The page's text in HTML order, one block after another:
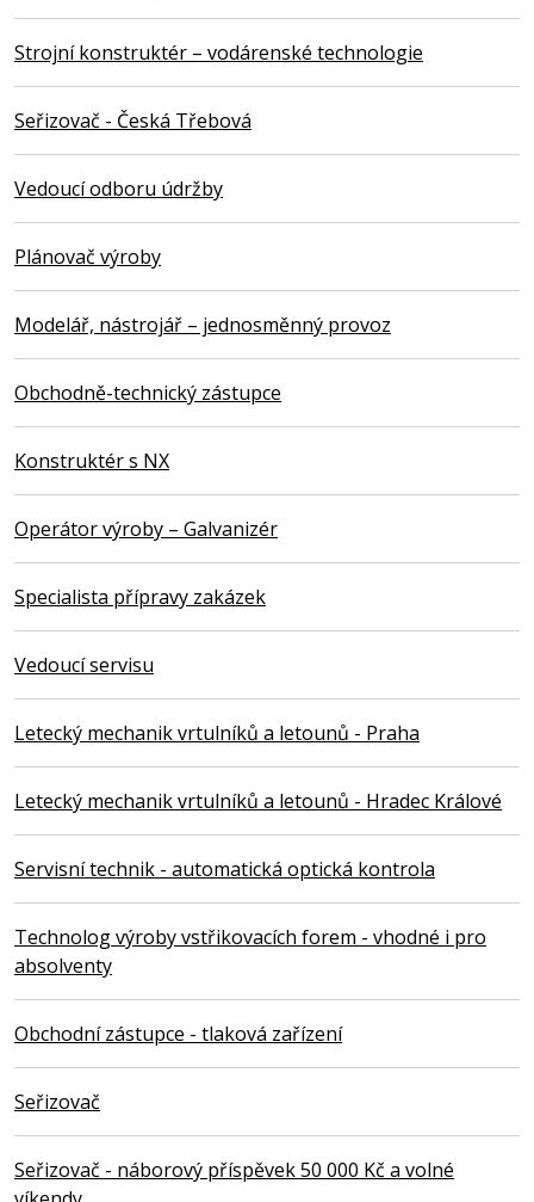
Strojní konstruktér – vodárenské technologie
Seřizovač - Česká Třebová
Vedoucí odboru údržby
Plánovač výroby
Modelář, nástrojář – jednosměnný provoz
Obchodně-technický zástupce
Konstruktér s NX
Operátor výroby – Galvanizér
Specialista přípravy zakázek
Vedoucí servisu
Letecký mechanik vrtulníků a letounů - Praha
Letecký mechanik vrtulníků a letounů - Hradec Králové
Servisní technik - automatická optická kontrola
Technolog výroby vstřikovacích forem - vhodné i pro
absolventy
Obchodní zástupce - tlaková zařízení
Seřizovač
Seřizovač - náborový příspěvek 50 000 Kč a volné